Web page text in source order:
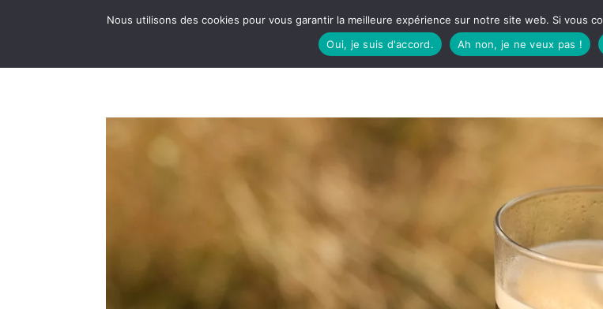
LE STUDIO FÊTES BASQUES À MANGER
Nous utilisons des cookies pour vous garantir la meilleure expérience sur notre site web. Si vous
Oui, je suis d'accord.
Ah non, je ne veux pas !